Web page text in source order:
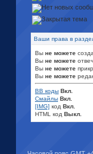
Ваши права в
Вы не можете
Вы не можете
Вы не можете
Вы не можете
BB коды Вкл.
Смайлы Вкл.
[IMG] код Вкл.
HTML код Выкл.